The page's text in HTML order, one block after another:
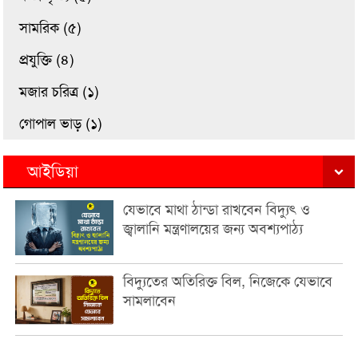
সামরিক (৫)
প্রযুক্তি (৪)
মজার চরিত্র (১)
গোপাল ভাড় (১)
আইডিয়া
যেভাবে মাথা ঠান্ডা রাখবেন বিদ্যুৎ ও
জ্বালানি মন্ত্রণালয়ের জন্য অবশ্যপাঠ্য
বিদ্যুতের অতিরিক্ত বিল, নিজেকে যেভাবে
সামলাবেন